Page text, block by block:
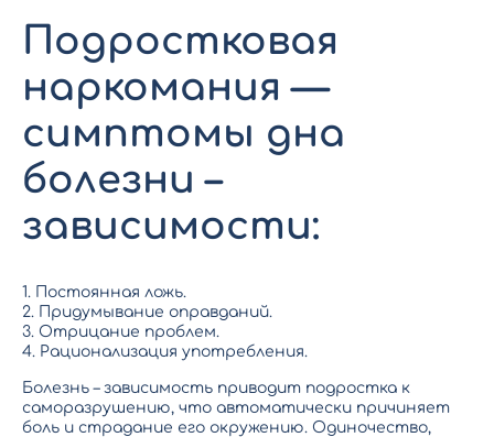
Подростковая
наркомания —
симптомы дна
болезни –
зависимости:
1. Постоянная ложь.
2. Придумывание оправданий.
3. Отрицание проблем.
4. Рационализация употребления.
Болезнь – зависимость приводит подростка к
саморазрушению, что автоматически причиняет
боль и страдание его окружению. Одиночество,